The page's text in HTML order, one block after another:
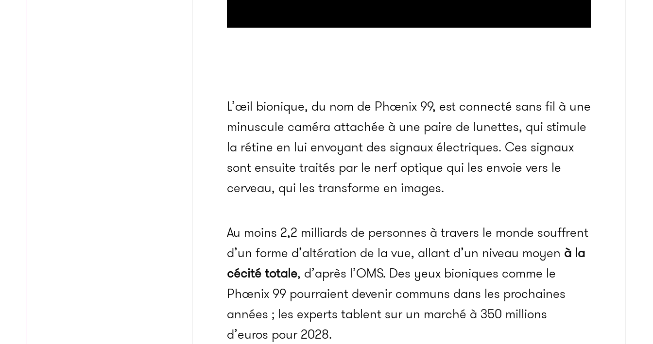
L’œil bionique, du nom de Phœnix 99, est connecté sans fil à une
minuscule caméra attachée à une paire de lunettes, qui stimule
la rétine en lui envoyant des signaux électriques. Ces signaux
sont ensuite traités par le nerf optique qui les envoie vers le
cerveau, qui les transforme en images.
Au moins 2,2 milliards de personnes à travers le monde souffrent
d’un forme d’altération de la vue, allant d’un niveau moyen à la
cécité totale, d’après l’OMS. Des yeux bioniques comme le
Phœnix 99 pourraient devenir communs dans les prochaines
années ; les experts tablent sur un marché à 350 millions
d’euros pour 2028.